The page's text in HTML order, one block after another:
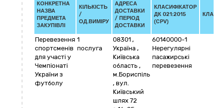
КОНКРЕТНА
НАЗВА
ПРЕДМЕТА
ЗАКУПІВЛІ
КІЛЬКІСТЬ
/
ОД.ВИМІРУ
АДРЕСА
ДОСТАВКИ
/ ПЕРІОД
ДОСТАВКИ
КЛАСИФІКАТОР
ДК 021:2015
(CPV)
Перевезення
спортсменів
для участі у
Чемпіонаті
України з
футболу
1
послуга
08301 ,
Україна ,
Київська
область ,
м.Бориспіль
, вул.
Київський
шлях 72
60140000-1
Нерегулярні
пасажирські
перевезення